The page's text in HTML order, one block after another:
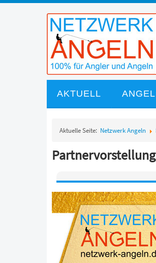
AKTUELL
Aktuelle Seite: Netzwerk Angeln